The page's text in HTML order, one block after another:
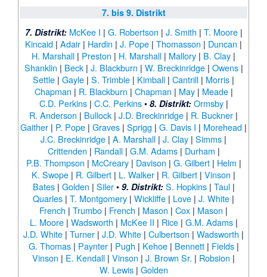
7. bis 9. Distrikt
7. Distrikt: McKee I | G. Robertson | J. Smith | T. Moore|
Kincaid | Adair | Hardin | J. Pope | Thomasson | Duncan |
H. Marshall | Preston | H. Marshall | Mallory | B. Clay |
Shanklin | Beck| J. Blackburn | W. Breckinridge| Owens|
Settle | Gayle | S. Trimble | Kimball | Cantrill | Morris |
Chapman | R. Blackburn | Chapman | May| Meade|
C.D. Perkins| C.C. Perkins• 8. Distrikt: Ormsby|
R. Anderson | Bullock | J.D. Breckinridge | R. Buckner |
Gaither | P. Pope | Graves | Sprigg | G. Davis I | Morehead |
J.C. Breckinridge | A. Marshall | J. Clay | Simms |
Crittenden | Randall| G.M. Adams| Durham |
P.B. Thompson | McCreary| Davison | G. Gilbert| Helm |
K. Swope | R. Gilbert | L. Walker | R. Gilbert | Vinson |
Bates| Golden | Siler• 9. Distrikt: S. Hopkins| Taul|
Quarles | T. Montgomery | Wickliffe | Love | J. White |
French | Trumbo | French | Mason | Cox | Mason |
L. Moore| Wadsworth | McKee II | Rice| G.M. Adams|
J.D. White | Turner | J.D. White | Culbertson | Wadsworth |
G. Thomas| Paynter| Pugh | Kehoe| Bennett| Fields|
Vinson | E. Kendall | Vinson | J. Brown Sr. | Robsion |
W. Lewis| Golden